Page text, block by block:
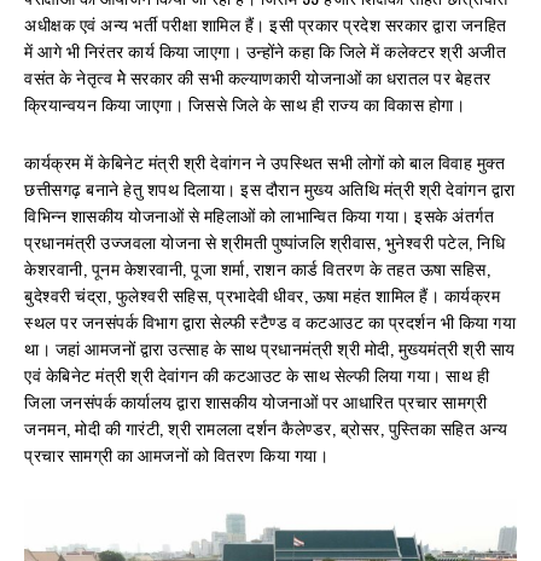
अधीक्षक एवं अन्य भर्ती परीक्षा शामिल हैं। इसी प्रकार प्रदेश सरकार द्वारा जनहित
में आगे भी निरंतर कार्य किया जाएगा। उन्होंने कहा कि जिले में कलेक्टर श्री अजीत
वसंत के नेतृत्व मेे सरकार की सभी कल्याणकारी योजनाओं का धरातल पर बेहतर
क्रियान्वयन किया जाएगा। जिससे जिले के साथ ही राज्य का विकास होगा।
कार्यक्रम में केबिनेट मंत्री श्री देवांगन ने उपस्थित सभी लोगों को बाल विवाह मुक्त
छत्तीसगढ़ बनाने हेतु शपथ दिलाया। इस दौरान मुख्य अतिथि मंत्री श्री देवांगन द्वारा
विभिन्न शासकीय योजनाओं से महिलाओं को लाभान्वित किया गया। इसके अंतर्गत
प्रधानमंत्री उज्जवला योजना से श्रीमती पुष्पांजलि श्रीवास, भुनेश्वरी पटेल, निधि
केशरवानी, पूनम केशरवानी, पूजा शर्मा, राशन कार्ड वितरण के तहत ऊषा सहिस,
बुदेश्वरी चंद्रा, फुलेश्वरी सहिस, प्रभादेवी धीवर, ऊषा महंत शामिल हैं। कार्यक्रम
स्थल पर जनसंपर्क विभाग द्वारा सेल्फी स्टैण्ड व कटआउट का प्रदर्शन भी किया गया
था। जहां आमजनों द्वारा उत्साह के साथ प्रधानमंत्री श्री मोदी, मुख्यमंत्री श्री साय
एवं केबिनेट मंत्री श्री देवांगन की कटआउट के साथ सेल्फी लिया गया। साथ ही
जिला जनसंपर्क कार्यालय द्वारा शासकीय योजनाओं पर आधारित प्रचार सामग्री
जनमन, मोदी की गारंटी, श्री रामलला दर्शन कैलेण्डर, ब्रोसर, पुस्तिका सहित अन्य
प्रचार सामग्री का आमजनों को वितरण किया गया।